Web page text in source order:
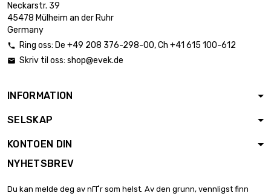
Neckarstr. 39
45478 Mülheim an der Ruhr
Germany
 Ring oss: De +49 208 376-298-00, Ch +41 615 100-612
 Skriv til oss: shop@evek.de
INFORMATION
SELSKAP
KONTOEN DIN
NYHETSBREV
Du kan melde deg av nГҐr som helst. Av den grunn, vennligst finn